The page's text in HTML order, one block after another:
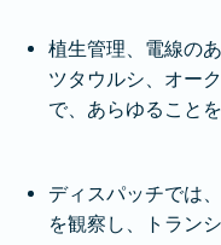
植生管理、電線の
ツタウルシ、オー
で、あらゆることを
ディスパッチでは
を観察し、トラン